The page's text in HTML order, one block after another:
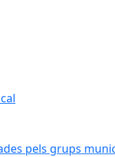
pels grups